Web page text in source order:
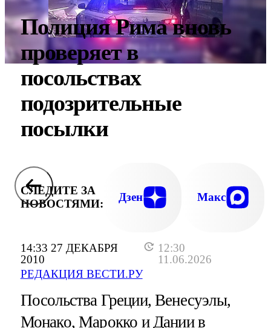
14:33 27 ДЕКАБРЯ
2010
12:30
11.06.2026
РЕДАКЦИЯ ВЕСТИ.РУ
Полиция Рима вновь
проверяет в
посольствах
подозрительные
посылки
СЛЕДИТЕ ЗА
НОВОСТЯМИ:
Дзен Макс
Посольства Греции, Венесуэлы,
Монако, Марокко и Дании в